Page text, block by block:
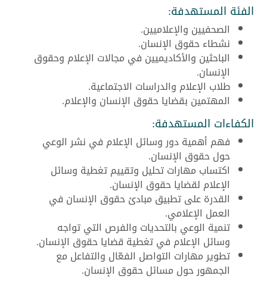
الفئة المستهدفة:
الصحفيين والإعلاميين.
نشطاء حقوق الإنسان.
الباحثين والأكاديميين في مجالات الإعلام وحقوق
الإنسان.
طلاب الإعلام والدراسات الاجتماعية.
المهتمين بقضايا حقوق الإنسان والإعلام.
الكفاءات المستهدفة:
فهم أهمية دور وسائل الإعلام في نشر الوعي
حول حقوق الإنسان.
اكتساب مهارات تحليل وتقييم تغطية وسائل
الإعلام لقضايا حقوق الإنسان.
القدرة على تطبيق مبادئ حقوق الإنسان في
العمل الإعلامي.
تنمية الوعي بالتحديات والفرص التي تواجه
وسائل الإعلام في تغطية قضايا حقوق الإنسان.
تطوير مهارات التواصل الفعّال والتفاعل مع
الجمهور حول مسائل حقوق الإنسان.